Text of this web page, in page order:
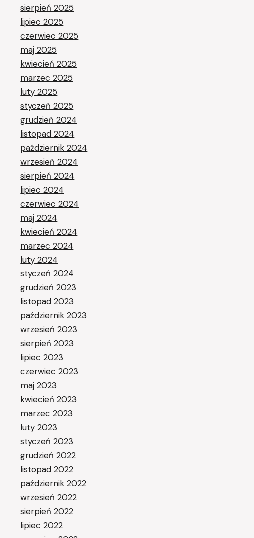
sierpień 2025
lipiec 2025
czerwiec 2025
maj 2025
kwiecień 2025
marzec 2025
luty 2025
styczeń 2025
grudzień 2024
listopad 2024
październik 2024
wrzesień 2024
sierpień 2024
lipiec 2024
czerwiec 2024
maj 2024
kwiecień 2024
marzec 2024
luty 2024
styczeń 2024
grudzień 2023
listopad 2023
październik 2023
wrzesień 2023
sierpień 2023
lipiec 2023
czerwiec 2023
maj 2023
kwiecień 2023
marzec 2023
luty 2023
styczeń 2023
grudzień 2022
listopad 2022
październik 2022
wrzesień 2022
sierpień 2022
lipiec 2022